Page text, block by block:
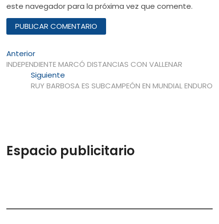
este navegador para la próxima vez que comente.
Navegación
de
entradas
AnteriorEntrada
anterior:
INDEPENDIENTE MARCÓ DISTANCIAS CON VALLENAR
SiguienteEntrada
siguiente:
RUY BARBOSA ES SUBCAMPEÓN EN MUNDIAL ENDURO
Espacio publicitario